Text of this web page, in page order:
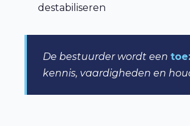
destabiliseren
De bestuurder wordt een
kennis, vaardigheden en